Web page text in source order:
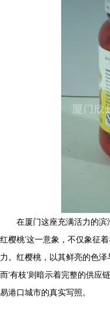
在厦门这座充满活力的滨
红樱桃’这一意象，不仅象征
力。红樱桃，以其鲜亮的色泽
而‘有枝’则暗示着完整的供
易港口城市的真实写照。